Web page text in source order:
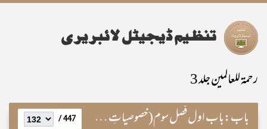
رحمۃ للعالمین جلد 3
باب:باب اول فصل سوم(خصوصیاتِ نبویہ از احادیث مصطفویہؐ) 447 /